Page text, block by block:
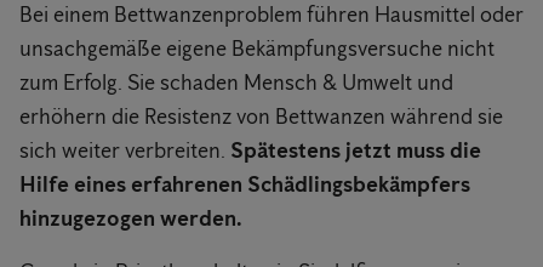
Bei einem Bettwanzenproblem führen Hausmittel oder
unsachgemäße eigene Bekämpfungsversuche nicht
zum Erfolg. Sie schaden Mensch & Umwelt und
erhöhern die Resistenz von Bettwanzen während sie
sich weiter verbreiten. Spätestens jetzt muss die
Hilfe eines erfahrenen Schädlingsbekämpfers
hinzugezogen werden.